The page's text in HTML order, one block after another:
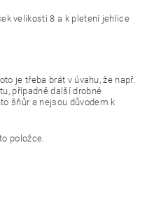
velikosti 8 a k pletení jehlice
je třeba brát v úvahu, že např.
případně další drobné
šňůr a nejsou důvodem k
položce.